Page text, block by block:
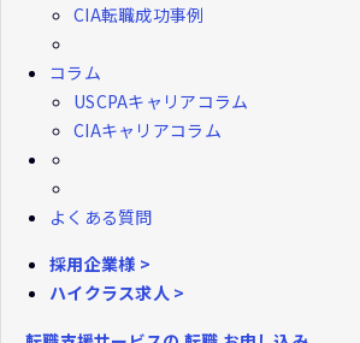
CIA転職成功事例
コラム
USCPAキャリアコラム
CIAキャリアコラム
よくある質問
採用企業様 >
ハイクラス求人 >